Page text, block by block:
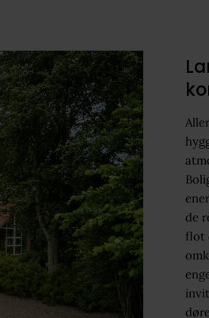
de
flot